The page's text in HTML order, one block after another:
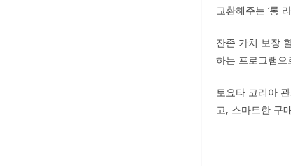
교환해주는 ‘롱
잔존 가치 보장
하는 프로그램
토요타 코리아
고, 스마트한 구